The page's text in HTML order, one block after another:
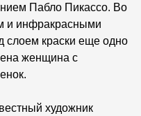
Пабло Пикассо. Во
и инфракрасными
слоем краски еще одно
женщина с
художник